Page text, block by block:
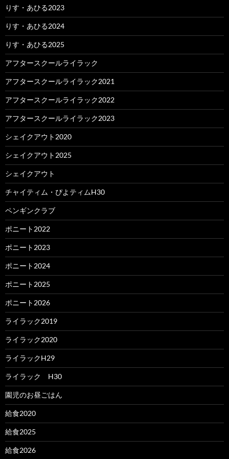
りす・あひる2023
りす・あひる2024
りす・あひる2025
アフタースクールライラック
アフタースクールライラック2021
アフタースクールライラック2022
アフタースクールライラック2023
シェイクアウト2020
シェイクアウト2025
シェイクアウト
チャイティム・ぴよティムH30
ペンギンクラブ
ポニート2022
ポニート2023
ポニート2024
ポニート2025
ポニート2026
ライラック2019
ライラック2020
ライラックH29
ライラック H30
園児のお昼ごはん
給食2020
給食2025
給食2026